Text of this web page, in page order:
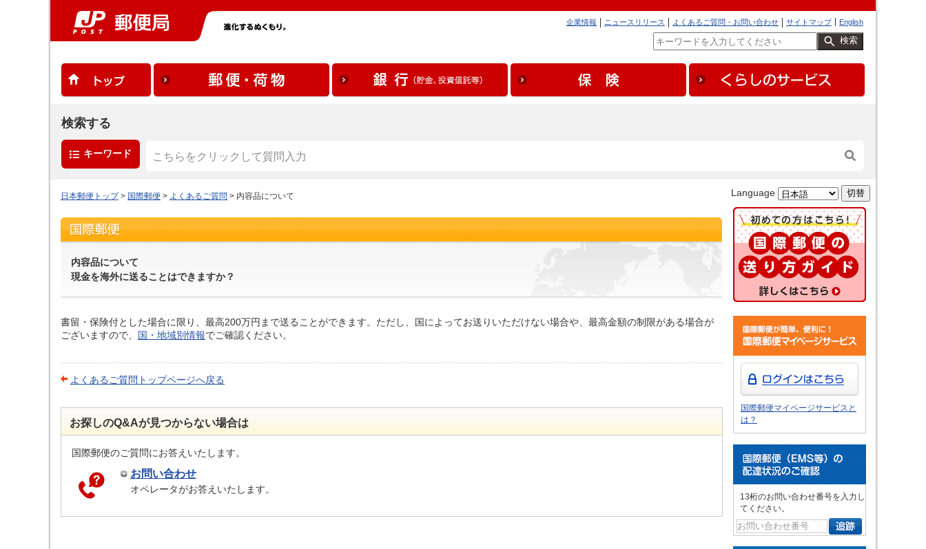
English
サイトマップ
よくあるご質問・お問い合わせ
ニュースリリース
企業情報
検索
検索する
キーワード
日本郵便トップ> 国際郵便 > よくあるご質問 > 内容品について Language
内容品について
現金を海外に送ることはできますか？
書留・保険付とした場合に限り、最高200万円まで送ることができます。ただし、国によってお送りいただけない場合や、最高金額の制限がある場合が
ございますので、
国・地域別情報でご確認ください。
よくあるご質問トップページへ戻る
お探しのQ&Aが見つからない場合は
国際郵便のご質問にお答えいたします。
お問い合わせ
オペレータがお答えいたします。
国際郵便マイページサービスと
は？
13桁のお問い合わせ番号を入力し
てください。